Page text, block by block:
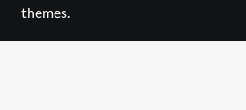
themes.